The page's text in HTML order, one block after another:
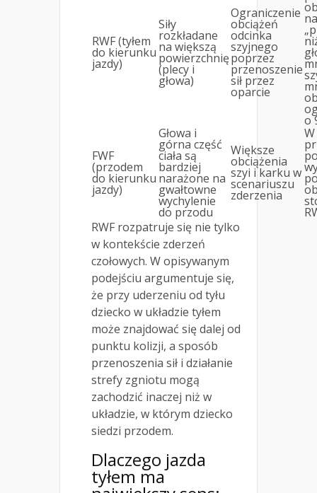
RWF (tyłem
do kierunku
jazdy)
Siły
rozkładane
na większą
powierzchnię
(plecy i
głowa)
Ograniczenie
obciążeń
odcinka
szyjnego
poprzez
przenoszenie
sił przez
oparcie
o
FWF
(przodem
do kierunku
jazdy)
Głowa i
górna część
ciała są
bardziej
narażone na
gwałtowne
wychylenie
do przodu
Większe
obciążenia
szyi i karku w
scenariuszu
zderzenia
W
RWF rozpatruje się nie tylko
w kontekście zderzeń
czołowych. W opisywanym
podejściu argumentuje się,
że przy uderzeniu od tyłu
dziecko w układzie tyłem
może znajdować się dalej od
punktu kolizji, a sposób
przenoszenia sił i działanie
strefy zgniotu mogą
zachodzić inaczej niż w
układzie, w którym dziecko
siedzi przodem.
Dlaczego jazda
tyłem ma